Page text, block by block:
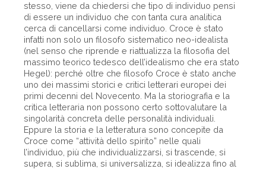
stesso, viene da chiedersi che tipo di individuo pensi
di essere un individuo che con tanta cura analitica
cerca di cancellarsi come individuo. Croce è stato
infatti non solo un filosofo sistematico neo-idealista
(nel senso che riprende e riattualizza la filosofia del
massimo teorico tedesco dell’idealismo che era stato
Hegel): perché oltre che filosofo Croce è stato anche
uno dei massimi storici e critici letterari europei dei
primi decenni del Novecento. Ma la storiografia e la
critica letteraria non possono certo sottovalutare la
singolarità concreta delle personalità individuali.
Eppure la storia e la letteratura sono concepite da
Croce come “attività dello spirito” nelle quali
l’individuo, più che individualizzarsi, si trascende, si
supera, si sublima, si universalizza, si idealizza fino al